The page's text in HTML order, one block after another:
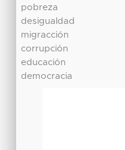
pobreza
desigualdad
migracción
corrupción
educación
democracia